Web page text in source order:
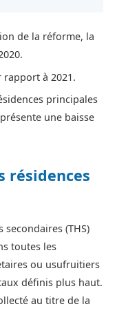
de la réforme, la
rapport à 2021.
principales
une baisse
résidences
(THS)
toutes les
ou usufruitiers
définis plus haut.
au titre de la